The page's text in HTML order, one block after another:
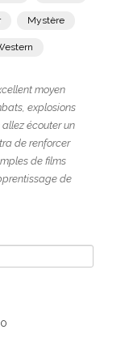
Mystère
moyen
explosions
écouter un
de renforcer
de films
de